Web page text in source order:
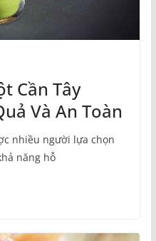
Cần Tây
Và An Toàn
nhiều người lựa chọn
năng hỗ